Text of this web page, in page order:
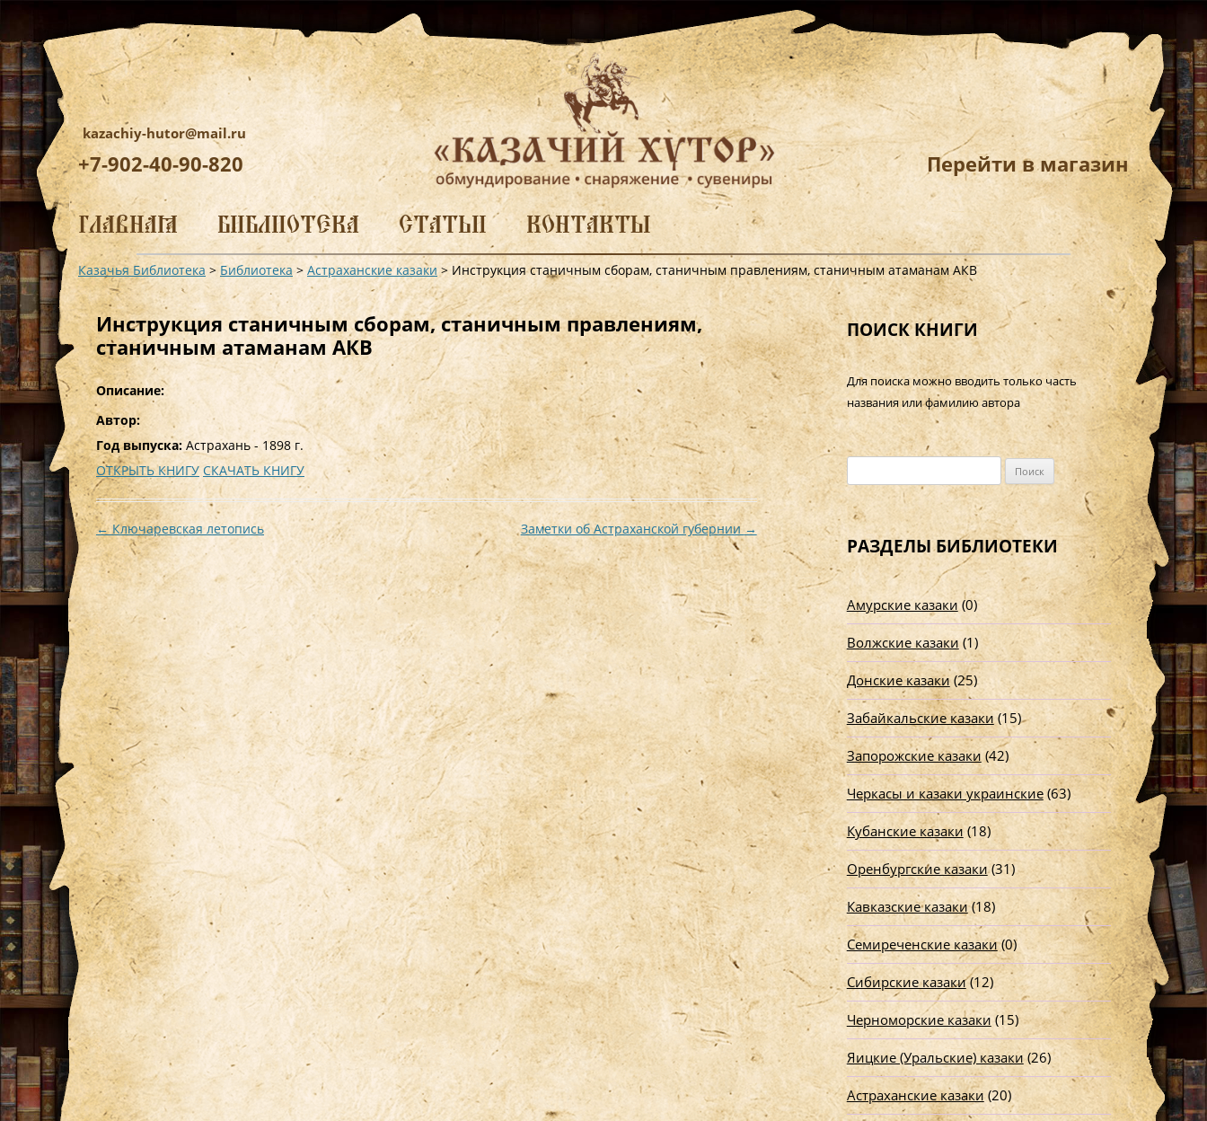
kazachiy-hutor@mail.ru
+7-902-40-90-820 Перейти в магазин
Перейти
к
содержимому
ГЛАВНАЯ БИБЛИОТЕКА СТАТЬИ КОНТАКТЫ
Казачья Библиотека > Библиотека > Астраханские казаки > Инструкция станичным сборам, станичным правлениям, станичным атаманам АКВ
Инструкция станичным сборам, станичным правлениям,
станичным атаманам АКВ
Описание:
Автор:
Год выпуска: Астрахань - 1898 г.
ОТКРЫТЬ КНИГУ СКАЧАТЬ КНИГУ
Навигация
по
записям
←Ключаревская летопись Заметки об Астраханской губернии→
ПОИСК КНИГИ
Для поиска можно вводить только часть
названия или фамилию автора
а
й
т
и
РАЗДЕЛЫ БИБЛИОТЕКИ
Амурские казаки(0)
Волжские казаки(1)
Донские казаки(25)
Забайкальские казаки(15)
Запорожские казаки(42)
Черкасы и казаки украинские(63)
Кубанские казаки (18)
Оренбургские казаки(31)
Кавказские казаки(18)
Семиреченские казаки(0)
Сибирские казаки(12)
Черноморские казаки (15)
Яицкие (Уральские) казаки(26)
Астраханские казаки (20)